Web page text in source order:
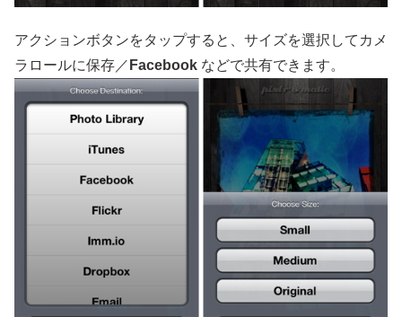
アクションボタンをタップすると、サイズを選択してカメ
ラロールに保存／ Facebook などで共有できます。